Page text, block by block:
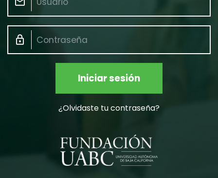
¿Olvidaste tu contraseña?